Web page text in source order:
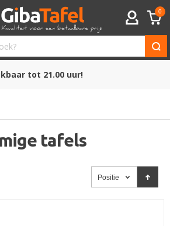
ACCOUNT
0
tot 21.00 uur!
tafels
Positie